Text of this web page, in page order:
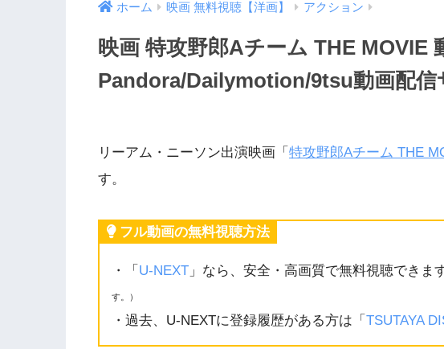
ホーム 映画 無料視聴【洋画】 アクション
映画 特攻野郎Aチーム THE MOVIE
Pandora/Dailymotion/9tsu動画配信
リーアム・ニーソン出演映画「 特攻野郎Aチーム THE
す。
フル動画の無料視聴方法
・「 U-NEXT 」なら、安全・高画質で無料視聴できます
す。）
・過去、U-NEXTに登録履歴がある方は「 TSUTAYA